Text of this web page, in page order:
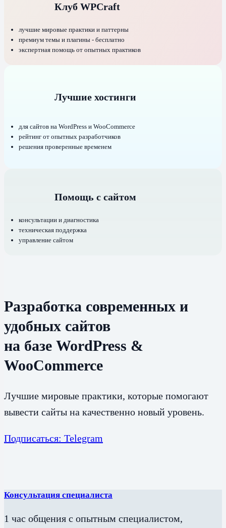
Клуб WPCraft
лучшие мировые практики и паттерны
премиум темы и плагины - бесплатно
экспертная помощь от опытных практиков
Лучшие хостинги
для сайтов на WordPress и WooCommerce
рейтинг от опытных разработчиков
решения проверенные временем
Помощь с сайтом
консультации и диагностика
техническая поддержка
управление сайтом
Разработка современных и
удобных сайтов
на базе WordPress &
WooCommerce
Лучшие мировые практики, которые помогают
вывести сайты на качественно новый уровень.
Подписаться: Telegram
Консультация специалиста
1 час общения с опытным специалистом,